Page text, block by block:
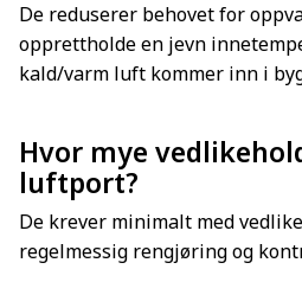
De reduserer behovet for
opprettholde en jevn
kald/varm luft kommer inn i
Hvor mye
luftport?
De krever minimalt med
regelmessig rengjøring og